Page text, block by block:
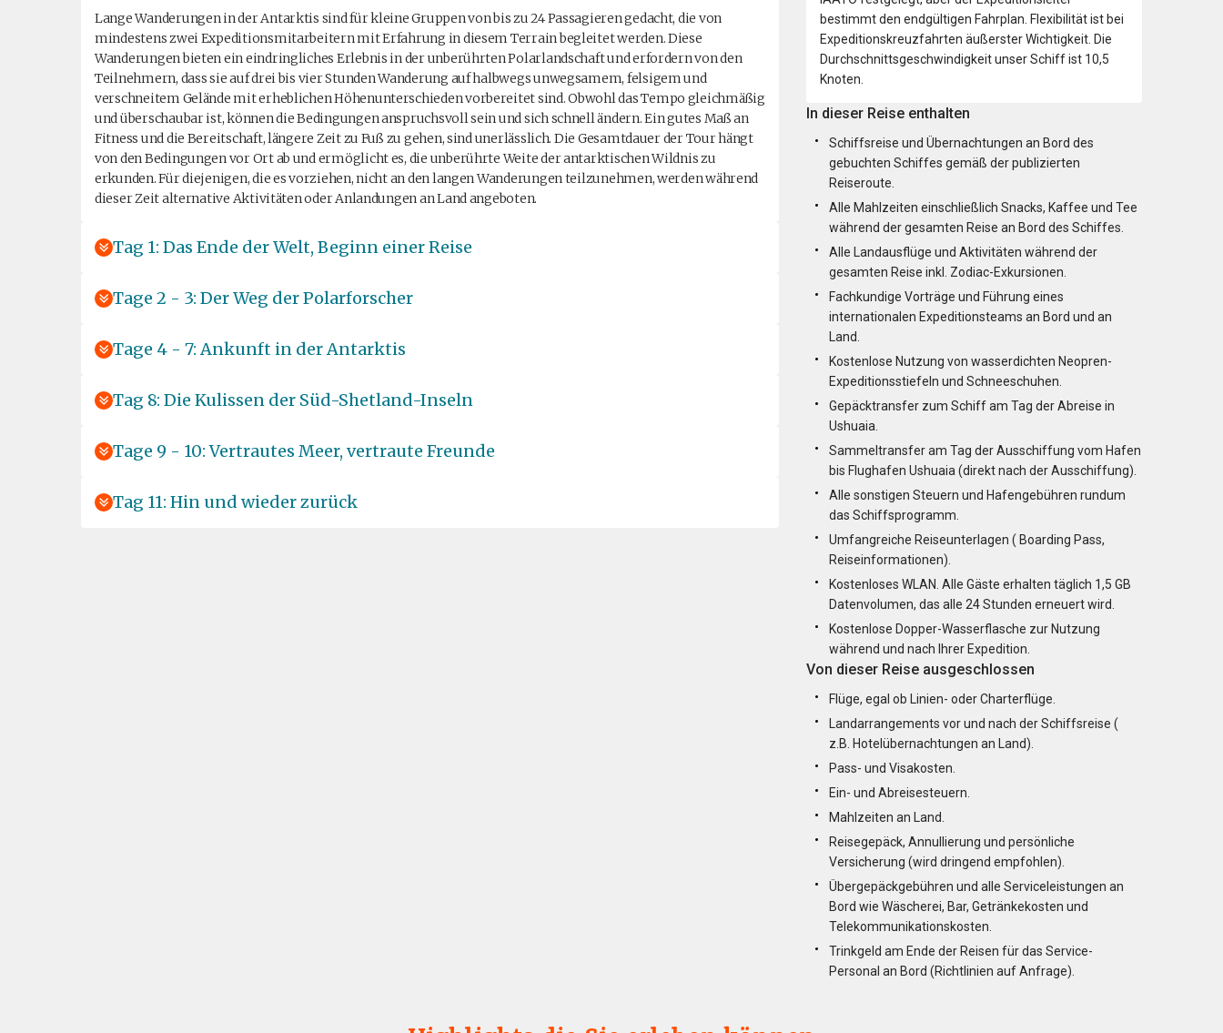
Lange Wanderungen in der Antarktis sind für kleine Gruppen von bis zu 24 Passagieren gedacht, die von
mindestens zwei Expeditionsmitarbeitern mit Erfahrung in diesem Terrain begleitet werden. Diese
Wanderungen bieten ein eindringliches Erlebnis in der unberührten Polarlandschaft und erfordern von den
Teilnehmern, dass sie auf drei bis vier Stunden Wanderung auf halbwegs unwegsamem, felsigem und
verschneitem Gelände mit erheblichen Höhenunterschieden vorbereitet sind. Obwohl das Tempo gleichmäßig
und überschaubar ist, können die Bedingungen anspruchsvoll sein und sich schnell ändern. Ein gutes Maß an
Fitness und die Bereitschaft, längere Zeit zu Fuß zu gehen, sind unerlässlich. Die Gesamtdauer der Tour hängt
von den Bedingungen vor Ort ab und ermöglicht es, die unberührte Weite der antarktischen Wildnis zu
erkunden. Für diejenigen, die es vorziehen, nicht an den langen Wanderungen teilzunehmen, werden während
dieser Zeit alternative Aktivitäten oder Anlandungen an Land angeboten.
Tag 1: Das Ende der Welt, Beginn einer Reise
Tage 2 - 3: Der Weg der Polarforscher
Tage 4 - 7: Ankunft in der Antarktis
Tag 8: Die Kulissen der Süd-Shetland-Inseln
Tage 9 - 10: Vertrautes Meer, vertraute Freunde
Tag 11: Hin und wieder zurück
bestimmt den endgültigen Fahrplan. Flexibilität ist bei
Expeditionskreuzfahrten äußerster Wichtigkeit. Die
Durchschnittsgeschwindigkeit unser Schiff ist 10,5
Knoten.
In dieser Reise enthalten
Schiffsreise und Übernachtungen an Bord des
gebuchten Schiffes gemäß der publizierten
Reiseroute.
Alle Mahlzeiten einschließlich Snacks, Kaffee und Tee
während der gesamten Reise an Bord des Schiffes.
Alle Landausflüge und Aktivitäten während der
gesamten Reise inkl. Zodiac-Exkursionen.
Fachkundige Vorträge und Führung eines
internationalen Expeditionsteams an Bord und an
Land.
Kostenlose Nutzung von wasserdichten Neopren-
Expeditionsstiefeln und Schneeschuhen.
Gepäcktransfer zum Schiff am Tag der Abreise in
Ushuaia.
Sammeltransfer am Tag der Ausschiffung vom Hafen
bis Flughafen Ushuaia (direkt nach der Ausschiffung).
Alle sonstigen Steuern und Hafengebühren rundum
das Schiffsprogramm.
Umfangreiche Reiseunterlagen ( Boarding Pass,
Reiseinformationen).
Kostenloses WLAN. Alle Gäste erhalten täglich 1,5 GB
Datenvolumen, das alle 24 Stunden erneuert wird.
Kostenlose Dopper-Wasserflasche zur Nutzung
während und nach Ihrer Expedition.
Von dieser Reise ausgeschlossen
Flüge, egal ob Linien- oder Charterflüge.
Landarrangements vor und nach der Schiffsreise (
z.B. Hotelübernachtungen an Land).
Pass- und Visakosten.
Ein- und Abreisesteuern.
Mahlzeiten an Land.
Reisegepäck, Annullierung und persönliche
Versicherung (wird dringend empfohlen).
Übergepäckgebühren und alle Serviceleistungen an
Bord wie Wäscherei, Bar, Getränkekosten und
Telekommunikationskosten.
Trinkgeld am Ende der Reisen für das Service-
Personal an Bord (Richtlinien auf Anfrage).